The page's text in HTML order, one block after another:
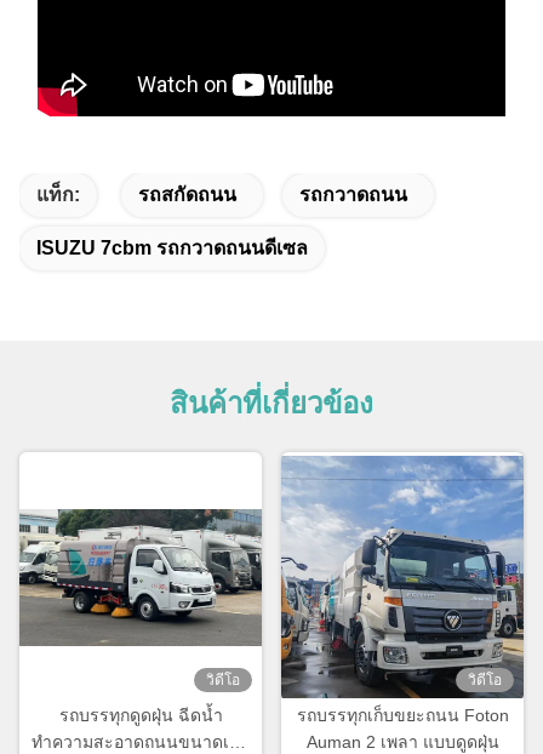
แท็ก: รถสกัดถนน รถกวาดถนน
ISUZU 7cbm รถกวาดถนนดีเซล
สินค้าที่เกี่ยวข้อง
วิดีโอ
รถบรรทุกดูดฝุ่น ฉีดน้ำ
ทำความสะอาดถนนขนาดเล็ก
วิดีโอ
รถบรรทุกเก็บขยะถนน Foton
Auman 2 เพลา แบบดูดฝุ่น